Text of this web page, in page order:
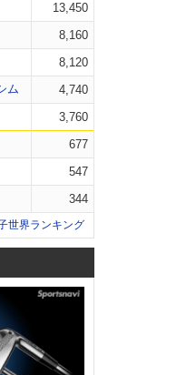
13,450
8,160
8,120
ム
4,740
3,760
677
547
344
世界ランキング